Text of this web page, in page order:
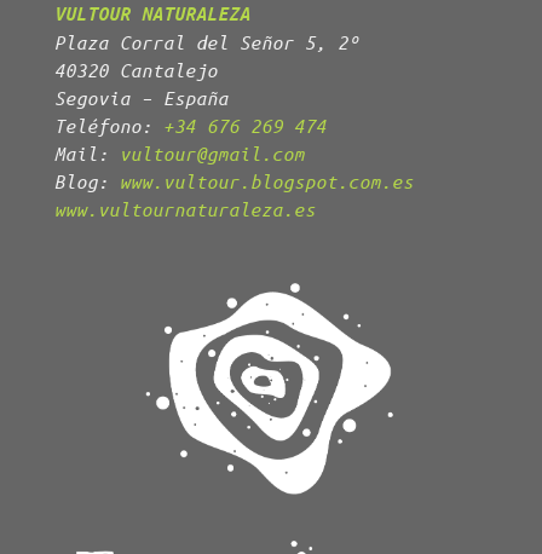
VULTOUR NATURALEZA
Plaza Corral del Señor 5, 2º
40320 Cantalejo
Segovia – España
Teléfono: +34 676 269 474
Mail:
vultour@gmail.com
Blog: www.vultour.blogspot.com.es
www.vultournaturaleza.es